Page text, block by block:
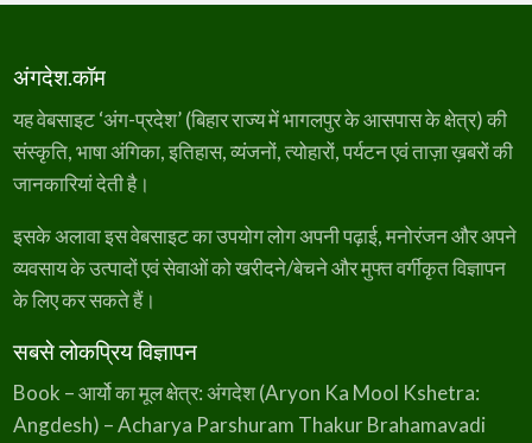
अंगदेश.कॉम
यह वेबसाइट ‘अंग-प्रदेश’ (बिहार राज्य में भागलपुर के आसपास के क्षेत्र) की
संस्कृति, भाषा अंगिका, इतिहास, व्यंजनों, त्योहारों, पर्यटन एवं ताज़ा ख़बरों की
जानकारियां देती है।
इसके अलावा इस वेबसाइट का उपयोग लोग अपनी पढ़ाई, मनोरंजन और अपने
व्यवसाय के उत्पादों एवं सेवाओं को खरीदने/बेचने और मुफ्त वर्गीकृत विज्ञापन
के लिए कर सकते हैं।
सबसे लोकप्रिय विज्ञापन
Book – आर्यो का मूल क्षेत्र: अंगदेश (Aryon Ka Mool Kshetra:
Angdesh) – Acharya Parshuram Thakur Brahamavadi